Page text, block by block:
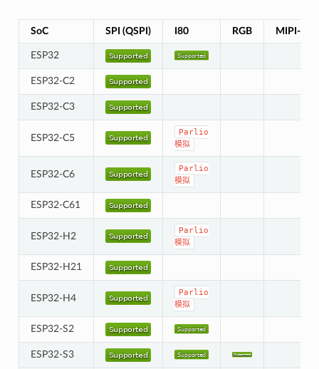
SoC SPI (QSPI) I80 RGB MIPI-DSI
ESP32
ESP32-C2
ESP32-C3
ESP32-C5
Parlio
模拟
ESP32-C6
Parlio
模拟
ESP32-C61
ESP32-H2
Parlio
模拟
ESP32-H21
ESP32-H4
Parlio
模拟
ESP32-S2
ESP32-S3